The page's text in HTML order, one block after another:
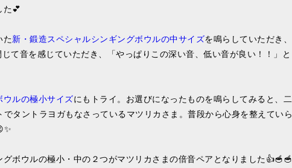
た💕
た新・鍛造スペシャルシンギングボウルの中サイズを鳴らしていただき、
て音を感じていただき、「やっぱりこの深い音、低い音が良い！！」と
ウルの極小サイズにもトライ。お選びになったものを鳴らしてみると、二
タントラヨガもなさっているマツリカさま。普段から心身を整えていら
ボウルの極小・中の２つがマツリカさまの倍音ペアとなりました👍🥣🥣